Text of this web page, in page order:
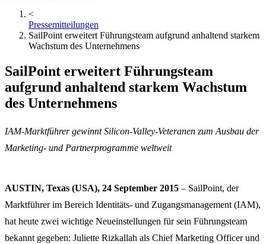
<
Pressemitteilungen
SailPoint erweitert Führungsteam aufgrund anhaltend starkem
Wachstum des Unternehmens
SailPoint erweitert Führungsteam
aufgrund anhaltend starkem Wachstum
des Unternehmens
IAM-Marktführer gewinnt Silicon-Valley-Veteranen zum Ausbau der
Marketing- und Partnerprogramme weltweit
AUSTIN, Texas (USA), 24 September 2015 – SailPoint, der
Marktführer im Bereich Identitäts- und Zugangsmanagement (IAM),
hat heute zwei wichtige Neueinstellungen für sein Führungsteam
bekannt gegeben: Juliette Rizkallah als Chief Marketing Officer und